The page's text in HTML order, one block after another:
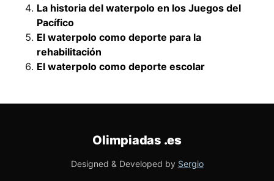
La historia del waterpolo en los Juegos del
Pacífico
El waterpolo como deporte para la
rehabilitación
El waterpolo como deporte escolar
Olimpiadas .es
Designed & Developed by Sergio